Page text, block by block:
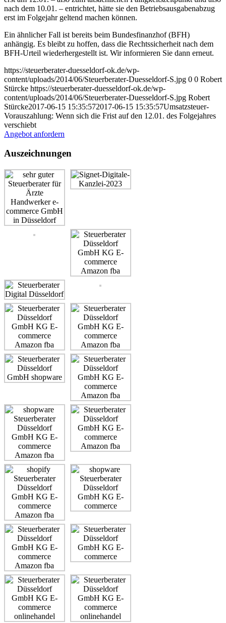
nach dem 10.01. – entrichtet, hätte sie den Betriebsausgabenabzug
erst im Folgejahr geltend machen können.
Ein ähnlicher Fall ist bereits beim Bundesfinanzhof (BFH)
anhängig. Es bleibt zu hoffen, dass die Rechtssicherheit nach dem
BFH-Urteil wiederhergestellt ist. Wir informieren Sie dann erneut.
https://steuerberater-duesseldorf-ok.de/wp-
content/uploads/2014/06/Steuerberater-Duesseldorf-S.jpg 0 0 Robert
Stürcke https://steuerberater-duesseldorf-ok.de/wp-
content/uploads/2014/06/Steuerberater-Duesseldorf-S.jpg Robert
Stürcke2017-06-15 15:35:572017-06-15 15:35:57Umsatzsteuer-
Vorauszahlung: Wenn sich die Frist auf den 12.01. des Folgejahres
verschiebt
Angebot anfordern
Auszeichnungen